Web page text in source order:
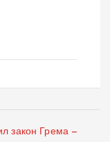
закон Грема —